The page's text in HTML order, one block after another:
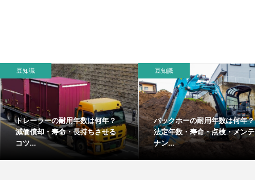
豆知識
トレーラーの耐用年数は何年？
減価償却・寿命・長持ちさせる
コツ...
豆知識
バックホーの耐用年数は何年？
法定年数・寿命・点検・メンテ
ナン...